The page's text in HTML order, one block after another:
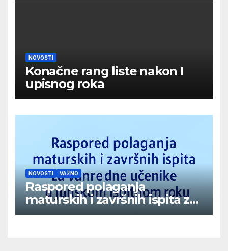
NOVOSTI
Konačne rang liste nakon I
upisnog roka
NOVOSTI VAŽNO
Raspored polaganja
maturskih i završnih ispita za
vanredne učenike u junskom